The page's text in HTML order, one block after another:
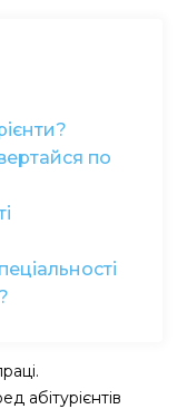
по
абітурієнтів